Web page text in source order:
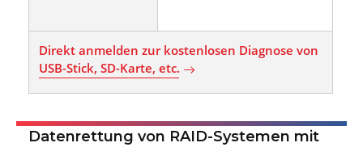
Direkt anmelden zur kostenlosen Diagnose von
USB-Stick, SD-Karte, etc.
Datenrettung von RAID-Systemen mit